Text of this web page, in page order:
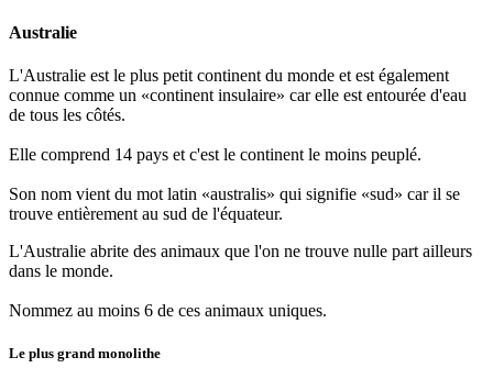
Australie
L'Australie est le plus petit continent du monde et est également
connue comme un «continent insulaire» car elle est entourée d'eau
de tous les côtés.
Elle comprend 14 pays et c'est le continent le moins peuplé.
Son nom vient du mot latin «australis» qui signifie «sud» car il se
trouve entièrement au sud de l'équateur.
L'Australie abrite des animaux que l'on ne trouve nulle part ailleurs
dans le monde.
Nommez au moins 6 de ces animaux uniques.
Le plus grand monolithe